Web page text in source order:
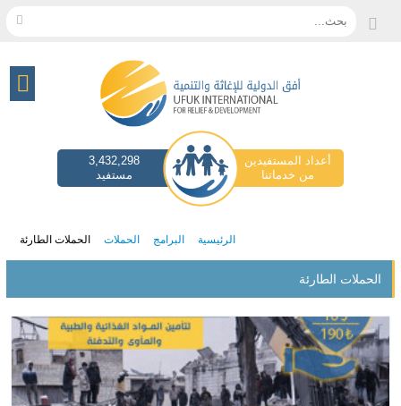
بحث...
3,432,298
مستفيد
أعداد المستفيدين
من خدماتنا
الرئيسية البرامج الحملات الحملات الطارئة
الحملات الطارئة